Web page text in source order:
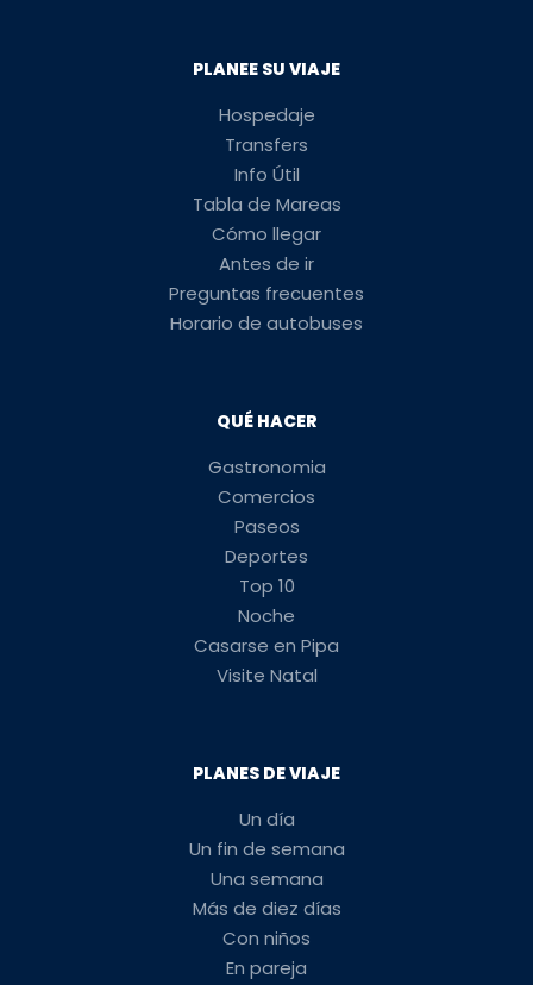
PLANEE SU VIAJE
Hospedaje
Transfers
Info Útil
Tabla de Mareas
Cómo llegar
Antes de ir
Preguntas frecuentes
Horario de autobuses
QUÉ HACER
Gastronomia
Comercios
Paseos
Deportes
Top 10
Noche
Casarse en Pipa
Visite Natal
PLANES DE VIAJE
Un día
Un fin de semana
Una semana
Más de diez días
Con niños
En pareja